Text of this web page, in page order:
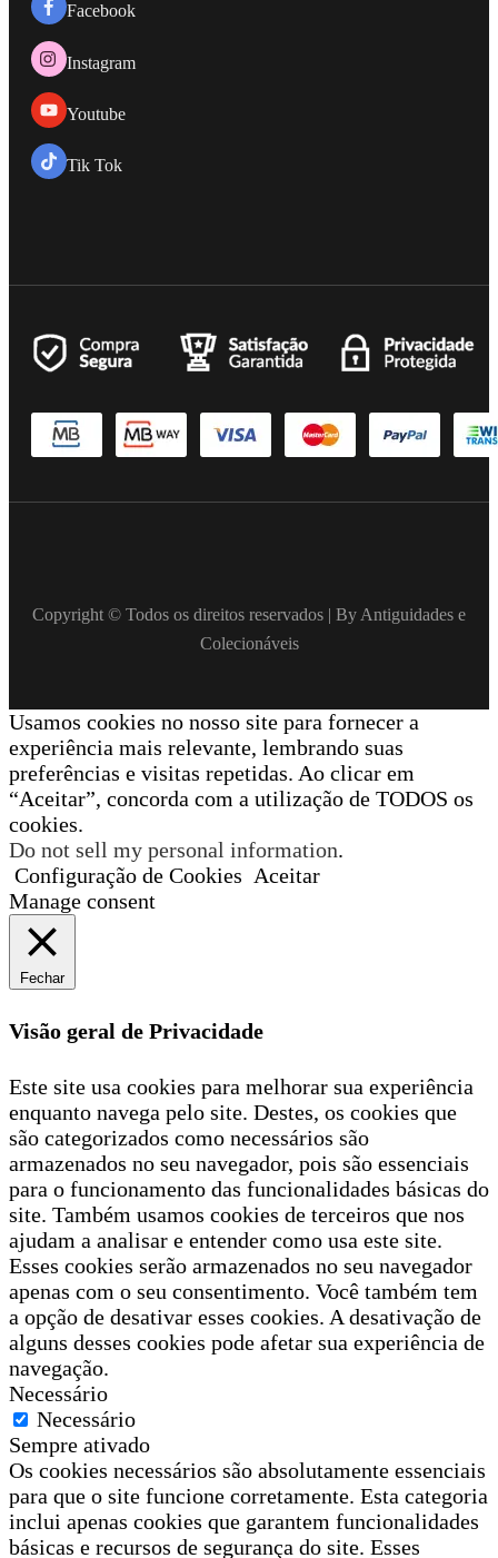
Facebook
Instagram
Youtube
Tik Tok
Copyright © Todos os direitos reservados | By Antiguidades e
Colecionáveis
Usamos cookies no nosso site para fornecer a
experiência mais relevante, lembrando suas
preferências e visitas repetidas. Ao clicar em
“Aceitar”, concorda com a utilização de TODOS os
cookies.
Do not sell my personal information.
Configuração de Cookies Aceitar
Manage consent
Fechar
Visão geral de Privacidade
Este site usa cookies para melhorar sua experiência
enquanto navega pelo site. Destes, os cookies que
são categorizados como necessários são
armazenados no seu navegador, pois são essenciais
para o funcionamento das funcionalidades básicas do
site. Também usamos cookies de terceiros que nos
ajudam a analisar e entender como usa este site.
Esses cookies serão armazenados no seu navegador
apenas com o seu consentimento. Você também tem
a opção de desativar esses cookies. A desativação de
alguns desses cookies pode afetar sua experiência de
navegação.
Necessário
Necessário
Sempre ativado
Os cookies necessários são absolutamente essenciais
para que o site funcione corretamente. Esta categoria
inclui apenas cookies que garantem funcionalidades
básicas e recursos de segurança do site. Esses